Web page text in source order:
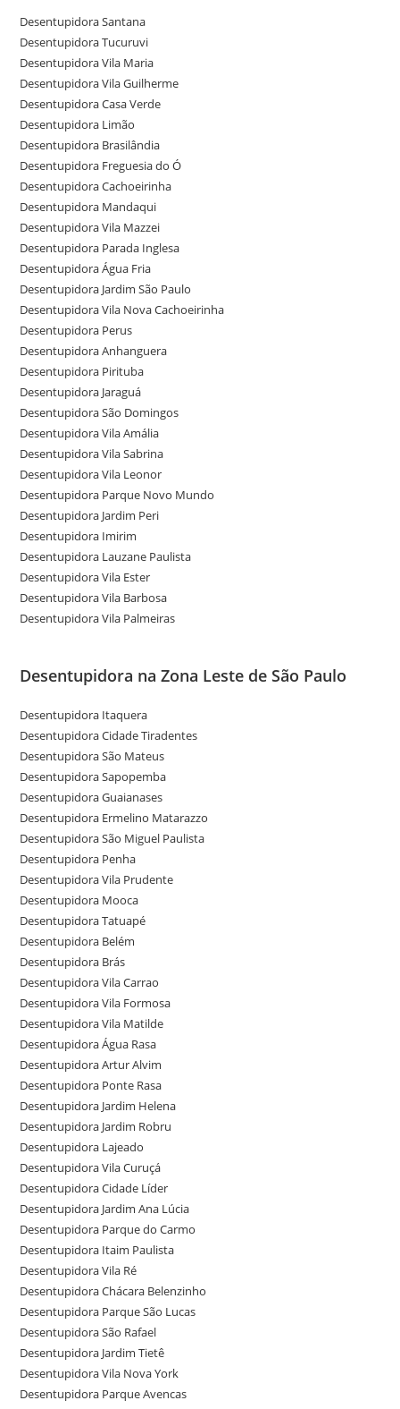
Desentupidora Santana
Desentupidora Tucuruvi
Desentupidora Vila Maria
Desentupidora Vila Guilherme
Desentupidora Casa Verde
Desentupidora Limão
Desentupidora Brasilândia
Desentupidora Freguesia do Ó
Desentupidora Cachoeirinha
Desentupidora Mandaqui
Desentupidora Vila Mazzei
Desentupidora Parada Inglesa
Desentupidora Água Fria
Desentupidora Jardim São Paulo
Desentupidora Vila Nova Cachoeirinha
Desentupidora Perus
Desentupidora Anhanguera
Desentupidora Pirituba
Desentupidora Jaraguá
Desentupidora São Domingos
Desentupidora Vila Amália
Desentupidora Vila Sabrina
Desentupidora Vila Leonor
Desentupidora Parque Novo Mundo
Desentupidora Jardim Peri
Desentupidora Imirim
Desentupidora Lauzane Paulista
Desentupidora Vila Ester
Desentupidora Vila Barbosa
Desentupidora Vila Palmeiras
Desentupidora na Zona Leste de São Paulo
Desentupidora Itaquera
Desentupidora Cidade Tiradentes
Desentupidora São Mateus
Desentupidora Sapopemba
Desentupidora Guaianases
Desentupidora Ermelino Matarazzo
Desentupidora São Miguel Paulista
Desentupidora Penha
Desentupidora Vila Prudente
Desentupidora Mooca
Desentupidora Tatuapé
Desentupidora Belém
Desentupidora Brás
Desentupidora Vila Carrao
Desentupidora Vila Formosa
Desentupidora Vila Matilde
Desentupidora Água Rasa
Desentupidora Artur Alvim
Desentupidora Ponte Rasa
Desentupidora Jardim Helena
Desentupidora Jardim Robru
Desentupidora Lajeado
Desentupidora Vila Curuçá
Desentupidora Cidade Líder
Desentupidora Jardim Ana Lúcia
Desentupidora Parque do Carmo
Desentupidora Itaim Paulista
Desentupidora Vila Ré
Desentupidora Chácara Belenzinho
Desentupidora Parque São Lucas
Desentupidora São Rafael
Desentupidora Jardim Tietê
Desentupidora Vila Nova York
Desentupidora Parque Avencas